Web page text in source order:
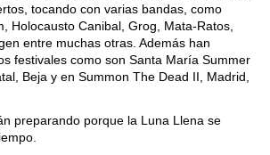
tocando con varias bandas, como
Holocausto Canibal, Grog, Mata-Ratos,
entre muchas otras. Además han
festivales como son Santa María Summer
Beja y en Summon The Dead II, Madrid,
preparando porque la Luna Llena se